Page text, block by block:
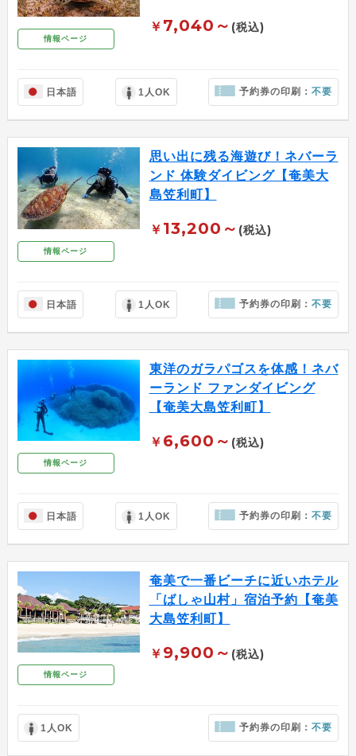
情報ページ
￥ 7,040～ (税込)
日本語 1人OK 予約券の印刷：不要
情報ページ
思い出に残る海遊び！ネバーラ
ンド 体験ダイビング【奄美大
島笠利町】
￥ 13,200～ (税込)
日本語 1人OK 予約券の印刷：不要
情報ページ
東洋のガラパゴスを体感！ネバ
ーランド ファンダイビング
【奄美大島笠利町】
￥ 6,600～ (税込)
日本語 1人OK 予約券の印刷：不要
情報ページ
奄美で一番ビーチに近いホテル
「ばしゃ山村」宿泊予約【奄美
大島笠利町】
￥ 9,900～ (税込)
1人OK 予約券の印刷：不要